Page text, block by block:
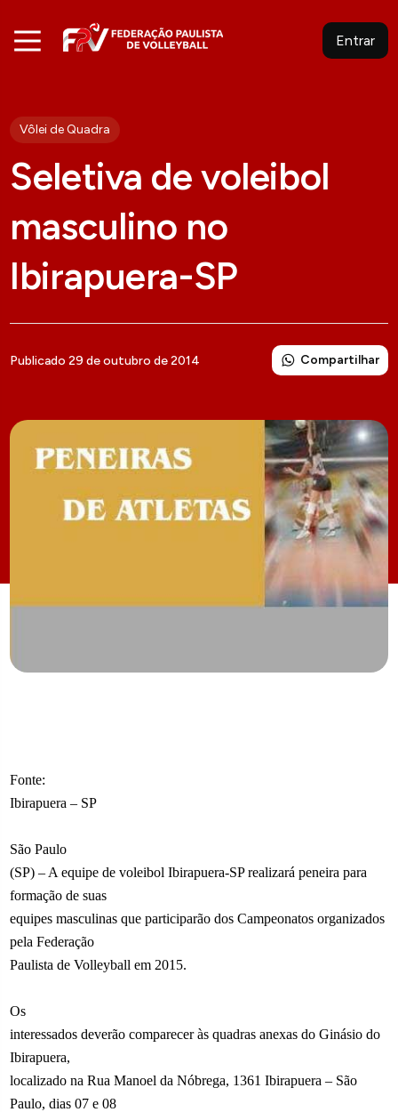
Entrar
Vôlei de Quadra
Seletiva de voleibol
masculino no
Ibirapuera-SP
Publicado 29 de outubro de 2014 Compartilhar
Fonte:
Ibirapuera – SP
São Paulo
(SP) – A equipe de voleibol Ibirapuera-SP realizará peneira para
formação de suas
equipes masculinas que participarão dos Campeonatos organizados
pela Federação
Paulista de Volleyball em 2015.
Os
interessados deverão comparecer às quadras anexas do Ginásio do
Ibirapuera,
localizado na Rua Manoel da Nóbrega, 1361 Ibirapuera – São
Paulo, dias 07 e 08